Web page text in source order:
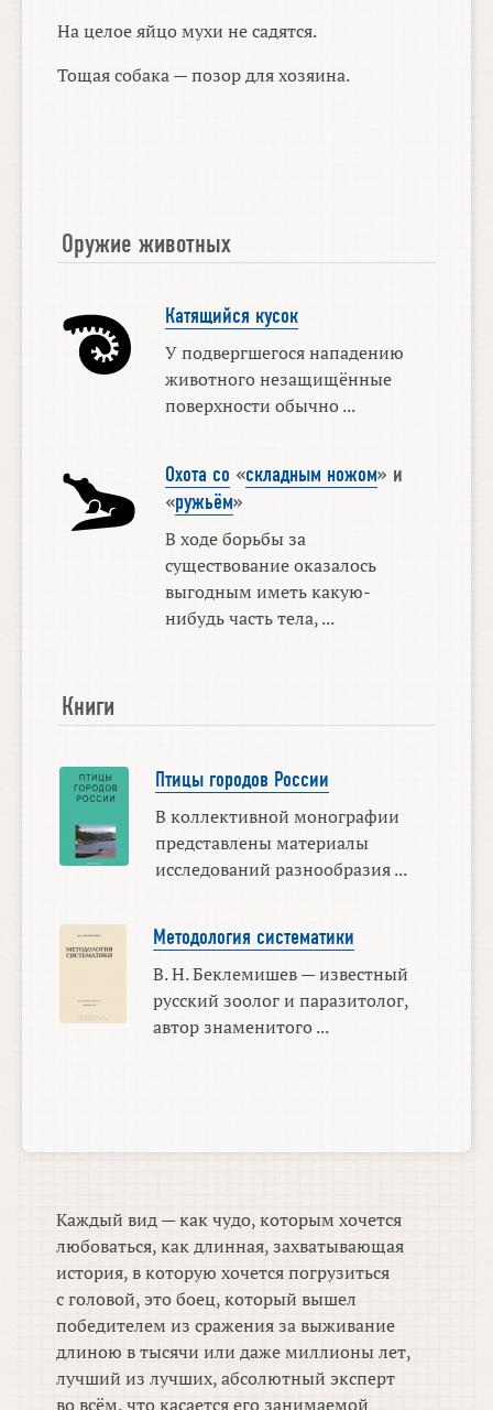
На целое яйцо мухи не садятся.
Тощая собака — позор для хозяина.
Оружие животных
Катящийся кусок
У подвергшегося нападению
животного незащищённые
поверхности обычно ...
Охота со «складным ножом» и
«ружьём»
В ходе борьбы за
существование оказалось
выгодным иметь какую-
нибудь часть тела, ...
Книги
Птицы городов России
В коллективной монографии
представлены материалы
исследований разнообразия ...
Методология систематики
В. Н. Беклемишев — известный
русский зоолог и паразитолог,
автор знаменитого ...
Каждый вид — как чудо, которым хочется
любоваться, как длинная, захватывающая
история, в которую хочется погрузиться
с головой, это боец, который вышел
победителем из сражения за выживание
длиною в тысячи или даже миллионы лет,
лучший из лучших, абсолютный эксперт
во всём, что касается его занимаемой